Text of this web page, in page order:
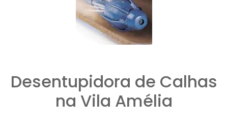
Desentupidora de Calhas
na Vila Amélia